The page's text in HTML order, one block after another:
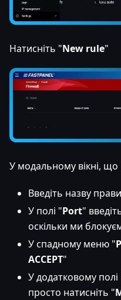
Натисніть "New rule"
У модальному вікні, що
Введіть назву
У полі "Port"
оскільки ми
У спадному меню "
ACCEPT"
У додатковому полі
просто натисніть "